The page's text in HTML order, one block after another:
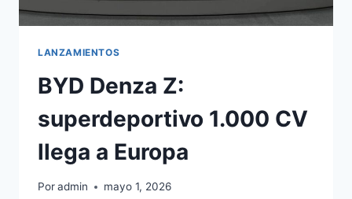
LANZAMIENTOS
BYD Denza Z:
superdeportivo 1.000 CV
llega a Europa
Poradmin mayo 1, 2026